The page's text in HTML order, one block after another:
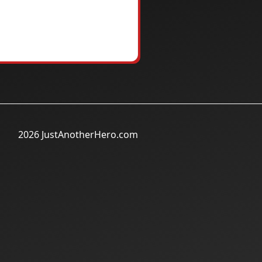
2026 JustAnotherHero.com